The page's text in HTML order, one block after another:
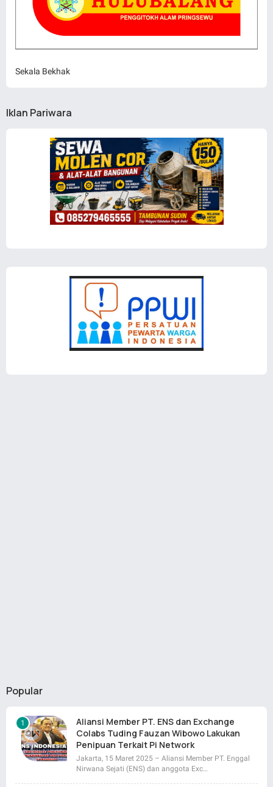
Sekala Bekhak
Iklan Pariwara
Popular
Aliansi Member PT. ENS dan Exchange
Colabs Tuding Fauzan Wibowo Lakukan
Penipuan Terkait Pi Network
Jakarta, 15 Maret 2025 – Aliansi Member PT. Enggal
Nirwana Sejati (ENS) dan anggota Exc…